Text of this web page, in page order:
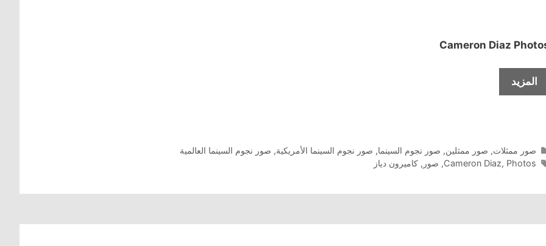
Cameron Diaz
المزيد
كاميرون
التصنيفات
صور ممثلات, صور ممثلين, صور نجوم السينما, صور نجوم السينما الأمريكية, صور نجوم السينما العالمية
الوسوم
Cameron Diaz, Photos
, صور , كاميرون دياز